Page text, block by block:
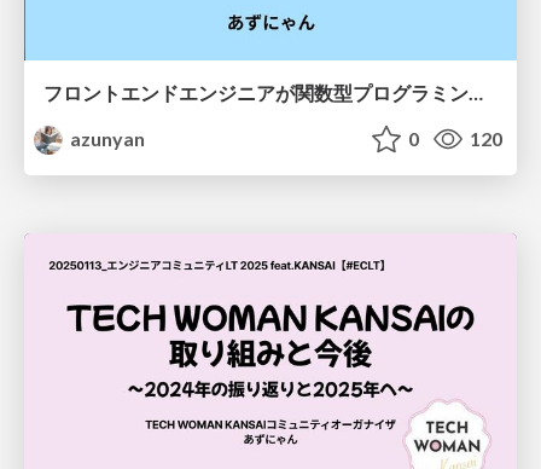
フロントエンドエンジニアが関数型プログラミングに出会った話
azunyan
0 120